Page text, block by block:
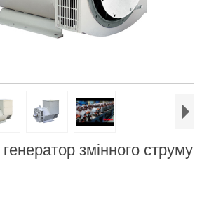
змінного струму